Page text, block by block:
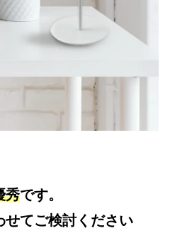
秀です。
せてご検討ください